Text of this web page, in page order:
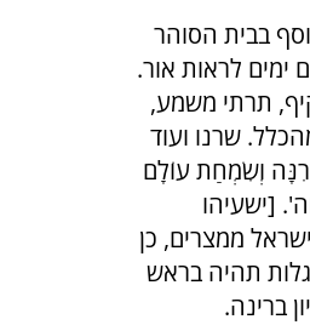
בבית הסוהר
ימים לראות אור.
תרתי משמע,
שרנו ועוד
בְּרִנָּה וְשִׂמְחַת עוֹלָם
[ישעיהו
ממצרים, כן
תהיה בראש
ברינה.